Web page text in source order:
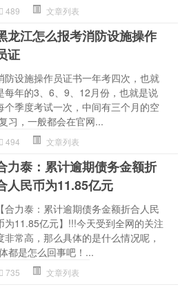
489 文章列表
龙江怎么报考消防设施操作
证
防设施操作员证书一年考四次，也就
每年的3、6、9、12月份，也就是说
个季度考试一次，中间有三个月的空
习，一般都会在官网...
494 文章列表
力泰：累计逾期债务金额折
人民币为11.85亿元
【合力泰：累计逾期债务金额折合人民
为11.85亿元】!!!今天受到全网的关注
非常高，那么具体的是什么情况呢，
都是怎么回事吧！...
735 文章列表